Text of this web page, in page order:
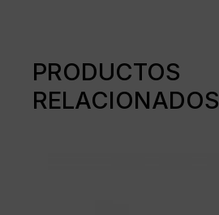
PRODUCTOS
RELACIONADOS